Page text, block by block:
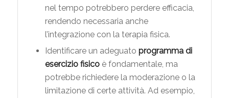
nel tempo potrebbero perdere efficacia,
rendendo necessaria anche
l’integrazione con la terapia fisica.
Identificare un adeguato programma di
esercizio fisicoè fondamentale, ma
potrebbe richiedere la moderazione o la
limitazione di certe attività. Ad esempio,